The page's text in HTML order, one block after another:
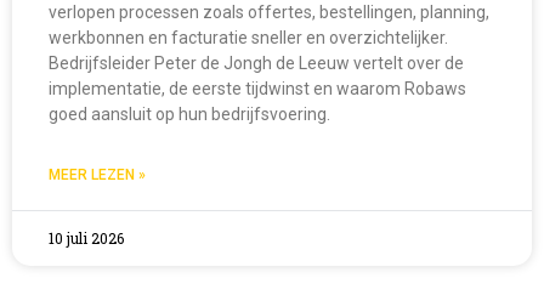
verlopen processen zoals offertes, bestellingen, planning,
werkbonnen en facturatie sneller en overzichtelijker.
Bedrijfsleider Peter de Jongh de Leeuw vertelt over de
implementatie, de eerste tijdwinst en waarom Robaws
goed aansluit op hun bedrijfsvoering.
MEER LEZEN »
10 juli 2026